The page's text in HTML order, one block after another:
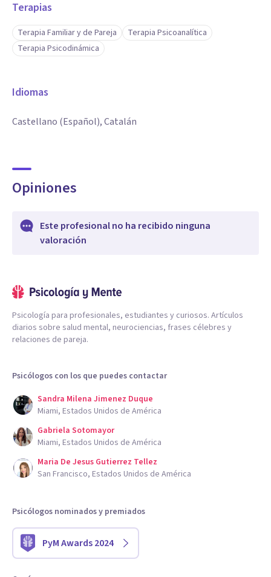
Terapias
Terapia Familiar y de Pareja
Terapia Psicoanalítica
Terapia Psicodinámica
Idiomas
Castellano (Español), Catalán
Opiniones
Este profesional no ha recibido ninguna
valoración
Psicología para profesionales, estudiantes y curiosos. Artículos
diarios sobre salud mental, neurociencias, frases célebres y
relaciones de pareja.
Psicólogos con los que puedes contactar
Sandra Milena Jimenez Duque
Miami, Estados Unidos de América
Gabriela Sotomayor
Miami, Estados Unidos de América
Maria De Jesus Gutierrez Tellez
San Francisco, Estados Unidos de América
Psicólogos nominados y premiados
PyM Awards 2024